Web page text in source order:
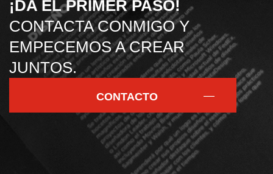
¡DA EL PRIMER PASO!
CONTACTA CONMIGO Y
EMPECEMOS A CREAR
JUNTOS.
CONTACTO